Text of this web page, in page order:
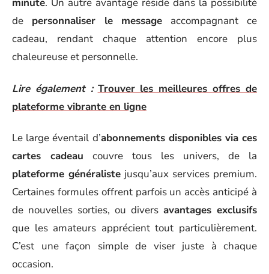
de personnaliser le message accompagnant ce
cadeau, rendant chaque attention encore plus
chaleureuse et personnelle.
Lire également : Trouver les meilleures offres de
plateforme vibrante en ligne
Le large éventail d’abonnements disponibles via ces
cartes cadeau couvre tous les univers, de la
plateforme généraliste jusqu’aux services premium.
Certaines formules offrent parfois un accès anticipé à
de nouvelles sorties, ou divers avantages exclusifs
que les amateurs apprécient tout particulièrement.
C’est une façon simple de viser juste à chaque
occasion.